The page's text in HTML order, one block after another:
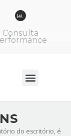
Consulta
do escritório, é